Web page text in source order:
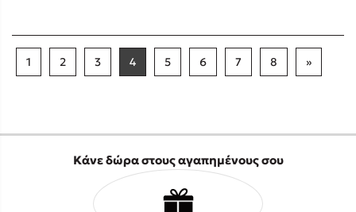
1 2 3 4 5 6 7 8 »
Κάνε δώρα στους αγαπημένους σου